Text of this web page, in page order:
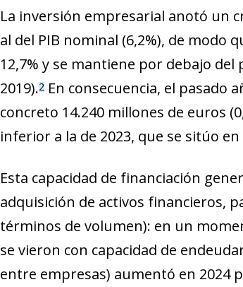
La inversión empresarial anotó un
al del PIB nominal (6,2%), de modo
12,7% y se mantiene por debajo
2019).2 En consecuencia, el pasado
concreto 14.240 millones de euros
inferior a la de 2023, que se sitúo en
Esta capacidad de financiación
adquisición de activos financieros,
términos de volumen): en un
se vieron con capacidad de
entre empresas) aumentó en 2024